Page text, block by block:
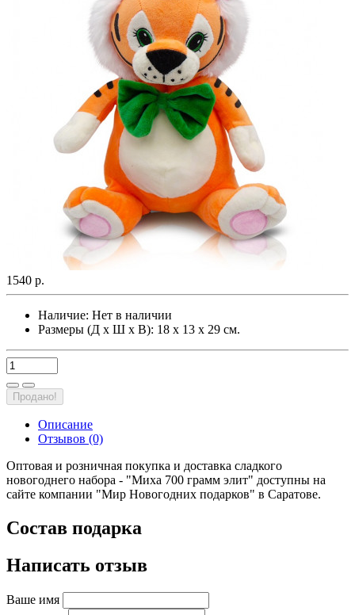
1540 р.
Наличие: Нет в наличии
Размеры (Д х Ш х В): 18 х 13 х 29 см.
Продано!
Описание
Отзывов (0)
Оптовая и розничная покупка и доставка сладкого
новогоднего набора - "Миха 700 грамм элит" доступны на
сайте компании "Мир Новогодних подарков" в Саратове.
Состав подарка
Написать отзыв
Ваше имя